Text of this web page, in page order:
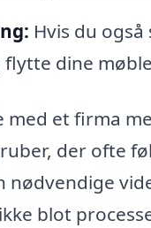
Hvis du
dine
et firma
der ofte
nødvendige
blot